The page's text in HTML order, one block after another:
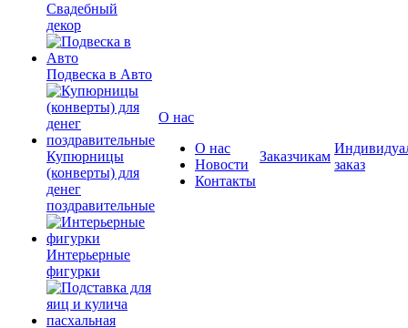
Свадебный
декор
Подвеска в Авто
Купюрницы
(конверты) для
денег
поздравительные
Интерьерные
фигурки
О нас
О нас
Новости
Контакты
Заказчикам
заказ